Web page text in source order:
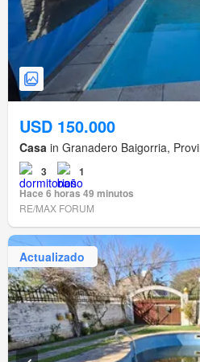
USD 150.000
Casa in Granadero Baigorria,
3
1
Hace 6 horas 49 minutos
RE/MAX FORUM
Actualizado